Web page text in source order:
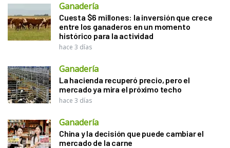
Ganadería
Cuesta $6 millones: la inversión que crece
entre los ganaderos en un momento
histórico para la actividad
hace 3 días
Ganadería
La hacienda recuperó precio, pero el
mercado ya mira el próximo techo
hace 3 días
Ganadería
China y la decisión que puede cambiar el
mercado de la carne